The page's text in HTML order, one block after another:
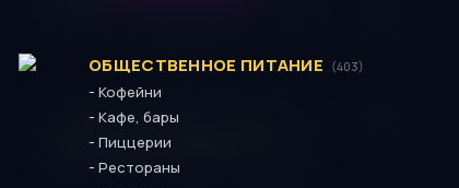
ОБЩЕСТВЕННОЕ ПИТАНИЕ (403)
- Кофейни
- Кафе, бары
- Пиццерии
- Рестораны